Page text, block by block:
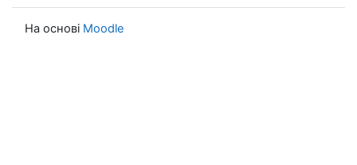
На основі Moodle